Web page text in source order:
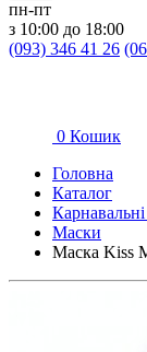
пн-пт
з 10:00 до 18:00
(093) 346 41 26
0 Кошик
Головна
Каталог
Маски
Маска Kiss